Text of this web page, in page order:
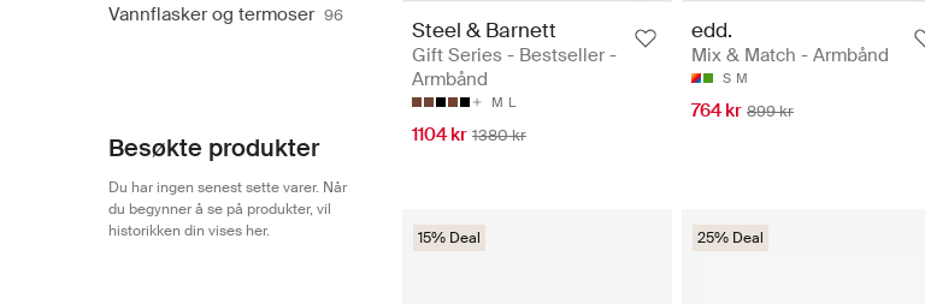
Vannflasker og termoser 96
Besøkte produkter
Du har ingen senest sette varer. Når
du begynner å se på produkter, vil
historikken din vises her.
Steel & Barnett
Gift Series - Bestseller -
Armbånd
M L
1104 kr 1380 kr
edd.
Mix & Match - Armbånd
S M
764 kr 899 kr
15% Deal 25% Deal